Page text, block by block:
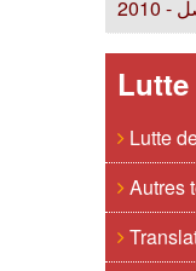
Lutte
Autres